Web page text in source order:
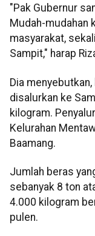
"Pak Gubernur
Mudah-mudahan
masyarakat,
Sampit," harap
Dia
disalurkan ke
kilogram.
Kelurahan
Baamang.
Jumlah beras
sebanyak 8 ton
4.000 kilogram
pulen.